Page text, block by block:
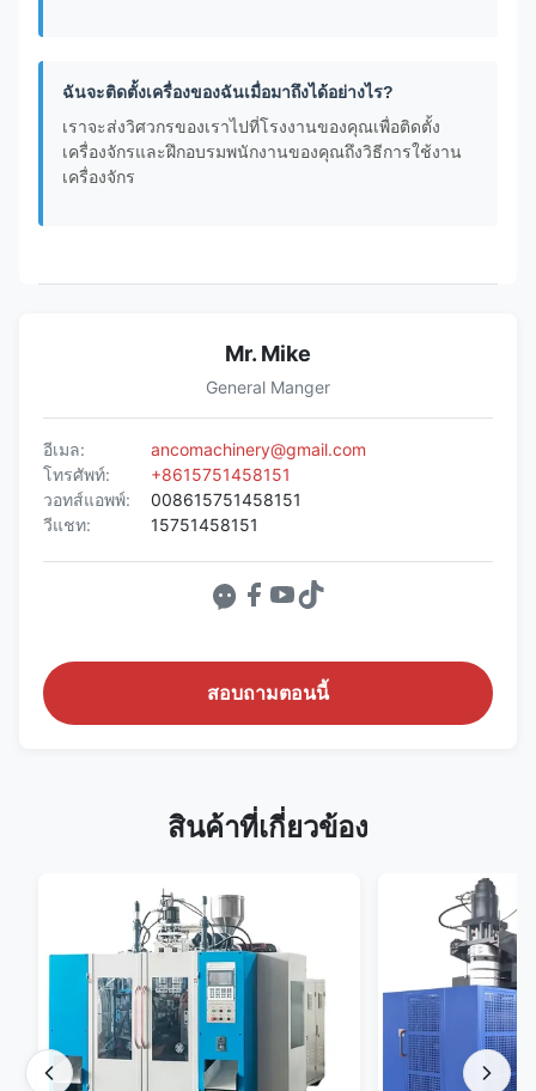
ฉันจะติดตั้งเครื่องของฉันเมื่อมาถึงได้อย่างไร?
เราจะส่งวิศวกรของเราไปที่โรงงานของคุณเพื่อติดตั้ง
เครื่องจักรและฝึกอบรมพนักงานของคุณถึงวิธีการใช้งาน
เครื่องจักร
Mr. Mike
General Manger
อีเมล:
ancomachinery@gmail.com
โทรศัพท์:
+8615751458151
วอทส์แอพพ์:
008615751458151
วีแชท:
15751458151
สอบถามตอนนี้
สินค้าที่เกี่ยวข้อง